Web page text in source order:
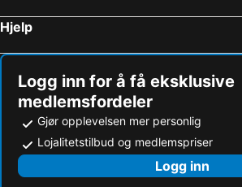
Hjelp
Logg inn for å få eksklusive
medlemsfordeler
Gjør opplevelsen mer personlig
Lojalitetstilbud og medlemspriser
Logg inn